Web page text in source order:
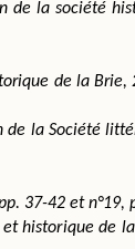
de la société
de la Brie,
de la Société
37-42 et n°19,
historique de